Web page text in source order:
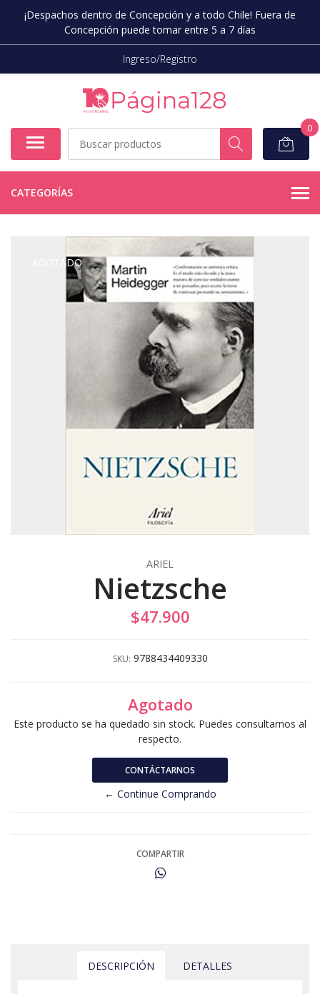
¡Despachos dentro de Concepción y a todo Chile! Fuera de
Concepción puede tomar entre 5 a 7 días
Ingreso/Registro
0
CATEGORÍAS
AGOTADO
ARIEL
Nietzsche
$47.900
SKU: 9788434409330
Agotado
Este producto se ha quedado sin stock. Puedes consultarnos al
respecto.
CONTÁCTARNOS
← Continue Comprando
COMPARTIR
DESCRIPCIÓN DETALLES